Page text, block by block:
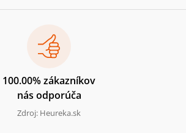
100.00% zákazníkov
nás odporúča
Zdroj: Heureka.sk